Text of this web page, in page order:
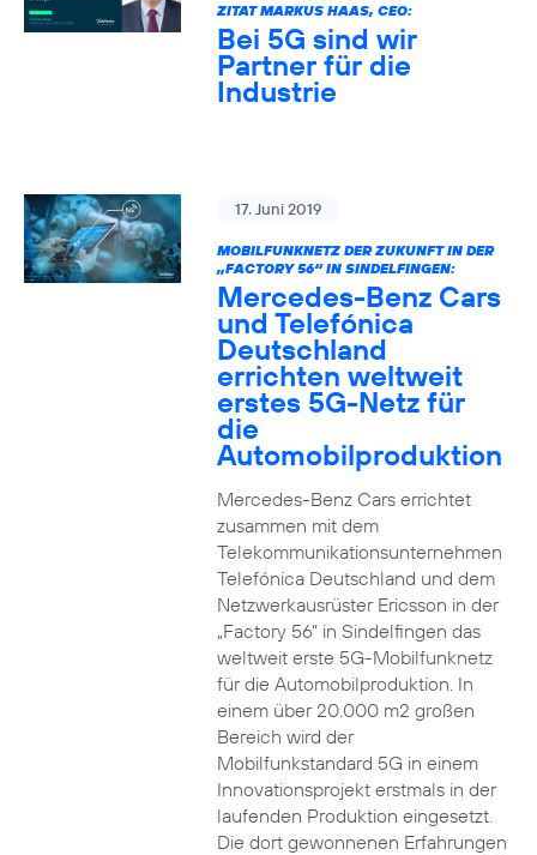
ZITAT MARKUS HAAS, CEO:
Bei 5G sind wir
Partner für die
Industrie
17. Juni 2019
MOBILFUNKNETZ DER ZUKUNFT IN DER
„FACTORY 56“ IN SINDELFINGEN:
Mercedes-Benz Cars
und Telefónica
Deutschland
errichten weltweit
erstes 5G-Netz für
die
Automobilproduktion
Mercedes-Benz Cars errichtet
zusammen mit dem
Telekommunikationsunternehmen
Telefónica Deutschland und dem
Netzwerkausrüster Ericsson in der
„Factory 56“ in Sindelfingen das
weltweit erste 5G-Mobilfunknetz
für die Automobilproduktion. In
einem über 20.000 m2 großen
Bereich wird der
Mobilfunkstandard 5G in einem
Innovationsprojekt erstmals in der
laufenden Produktion eingesetzt.
Die dort gewonnenen Erfahrungen